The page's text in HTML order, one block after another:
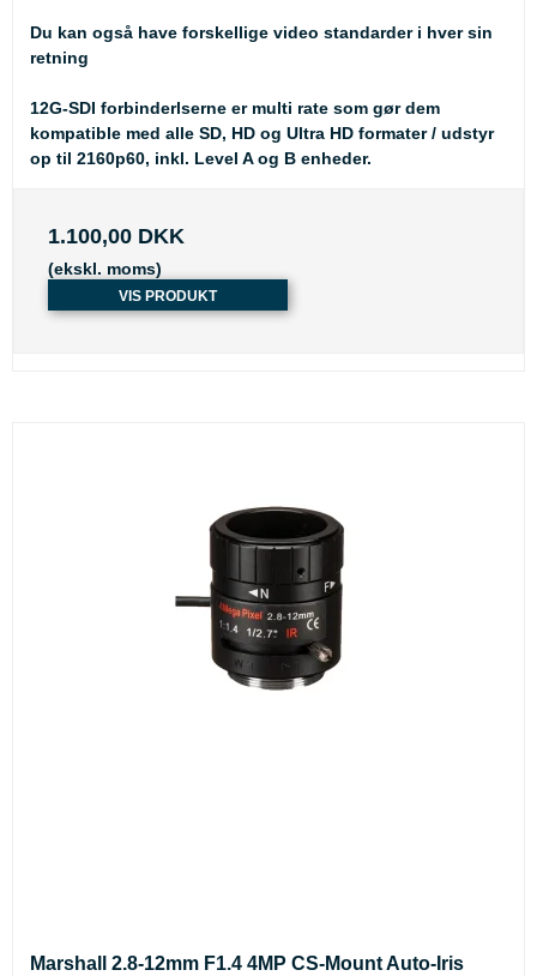
Du kan også have forskellige video standarder i hver sin
retning
12G-SDI forbinderlserne er multi rate som gør dem
kompatible med alle SD, HD og Ultra HD formater / udstyr
op til 2160p60, inkl. Level A og B enheder.
1.100,00 DKK
(ekskl. moms)
VIS PRODUKT
Marshall 2.8-12mm F1.4 4MP CS-Mount Auto-Iris